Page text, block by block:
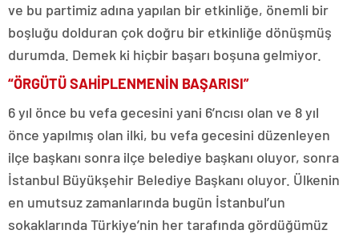
ve bu partimiz adına yapılan bir etkinliğe, önemli bir
boşluğu dolduran çok doğru bir etkinliğe dönüşmüş
durumda. Demek ki hiçbir başarı boşuna gelmiyor.
“ÖRGÜTÜ SAHİPLENMENİN BAŞARISI”
6 yıl önce bu vefa gecesini yani 6’ncısı olan ve 8 yıl
önce yapılmış olan ilki, bu vefa gecesini düzenleyen
ilçe başkanı sonra ilçe belediye başkanı oluyor, sonra
İstanbul Büyükşehir Belediye Başkanı oluyor. Ülkenin
en umutsuz zamanlarında bugün İstanbul’un
sokaklarında Türkiye’nin her tarafında gördüğümüz